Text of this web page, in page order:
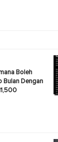
Boleh
Bulan Dengan